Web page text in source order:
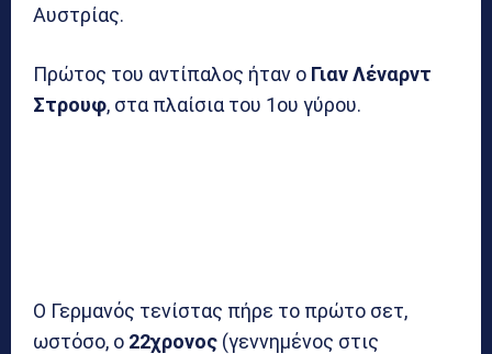
Αυστρίας.
Πρώτος του αντίπαλος ήταν ο Γιαν Λέναρντ
Στρουφ, στα πλαίσια του 1ου γύρου.
Ο Γερμανός τενίστας πήρε το πρώτο σετ,
ωστόσο, ο 22χρονος (γεννημένος στις